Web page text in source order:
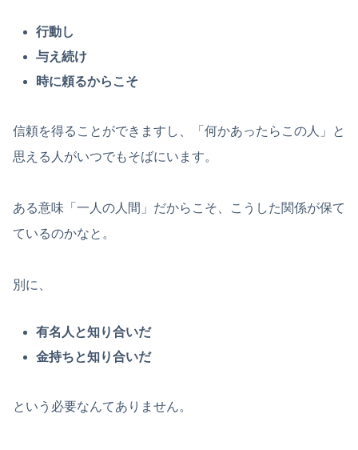
行動し
与え続け
時に頼るからこそ
信頼を得ることができますし、「何かあったらこの人」と
思える人がいつでもそばにいます。
ある意味「一人の人間」だからこそ、こうした関係が保て
ているのかなと。
別に、
有名人と知り合いだ
金持ちと知り合いだ
という必要なんてありません。